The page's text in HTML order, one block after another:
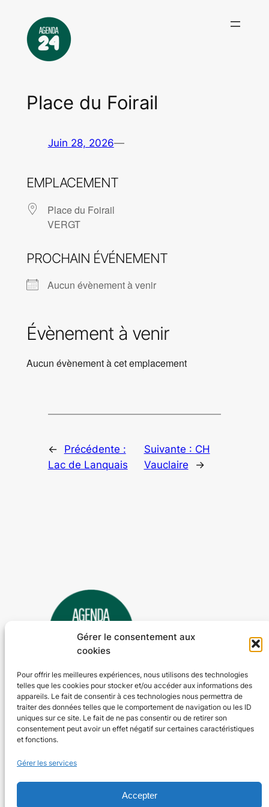
Gérer le consentement aux
cookies
Pour offrir les meilleures expériences, nous utilisons des technologies
telles que les cookies pour stocker et/ou accéder aux informations des
appareils. Le fait de consentir à ces technologies nous permettra de
traiter des données telles que le comportement de navigation ou les ID
uniques sur ce site. Le fait de ne pas consentir ou de retirer son
consentement peut avoir un effet négatif sur certaines caractéristiques
et fonctions.
Gérer les services
Accepter
contenu
Place du Foirail
Juin 28, 2026—
EMPLACEMENT
Place du Foirail
VERGT
PROCHAIN ÉVÉNEMENT
Aucun évènement à venir
Évènement à venir
Aucun évènement à cet emplacement
←
Précédente :
Lac de Lanquais
Suivante : CH
Vauclaire
→
Agenda 24
L'agenda des manifestations et activités en Dordogne
Tous les événements
Plus d’activités
Nos valeurs